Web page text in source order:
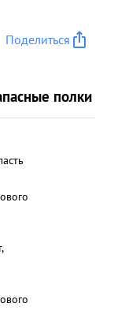
Поделиться
полки